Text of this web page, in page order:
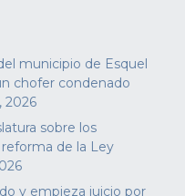
municipio de Esquel
chofer condenado
2026
sobre los
de la Ley
y empieza juicio por